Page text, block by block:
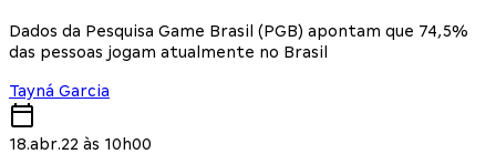
Dados da Pesquisa Game Brasil (PGB) apontam que 74,5%
das pessoas jogam atualmente no Brasil
Tayná Garcia
18.abr.22 às 10h00